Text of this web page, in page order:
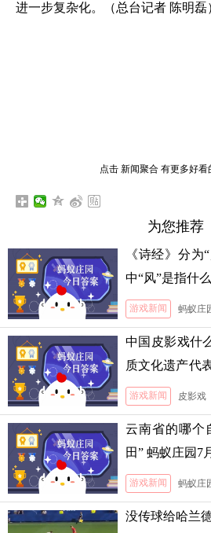
进一步复杂化。（总台记者 陈明磊
点击 新闻聚合有更多好看
为您推荐
《诗经》分为
中“风”是指什
游戏新闻 蚂蚁庄
中国皮影戏什
质文化遗产代
3日答案
游戏新闻 皮影戏
云南省的哪个
田” 蚂蚁庄园7
游戏新闻 蚂蚁庄
没传球给哈兰